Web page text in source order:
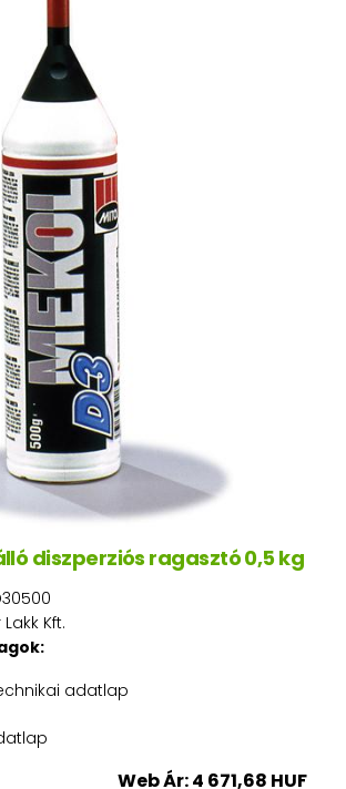
diszperziós ragasztó 0,5 kg
Kft.
adatlap
Web Ár: 4 671,68 HUF